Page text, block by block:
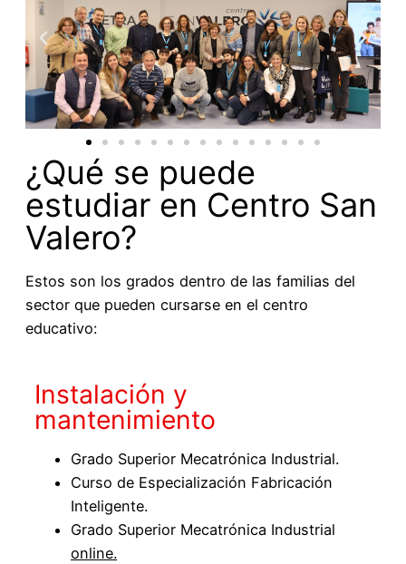
¿Qué se puede
estudiar en Centro San
Valero?
Estos son los grados dentro de las familias del
sector que pueden cursarse en el centro
educativo:
Instalación y
mantenimiento
Grado Superior Mecatrónica Industrial.
Curso de Especialización Fabricación
Inteligente.
Grado Superior Mecatrónica Industrial
online.